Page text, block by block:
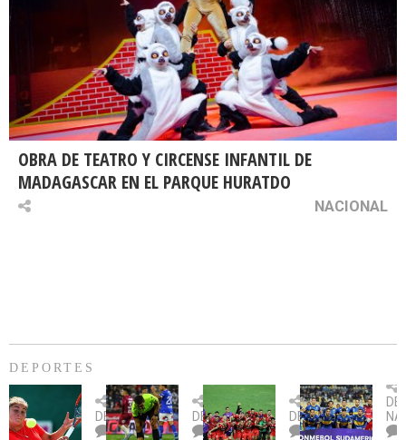
OBRA DE TEATRO Y CIRCENSE INFANTIL DE
MADAGASCAR EN EL PARQUE HURATDO
NACIONAL
DEPORTES
Billie
Jean
King
DEPORTES
U.
Católica
fue
DEPORTES
Copa
Sudamericana:
U.
DEPORTES
un